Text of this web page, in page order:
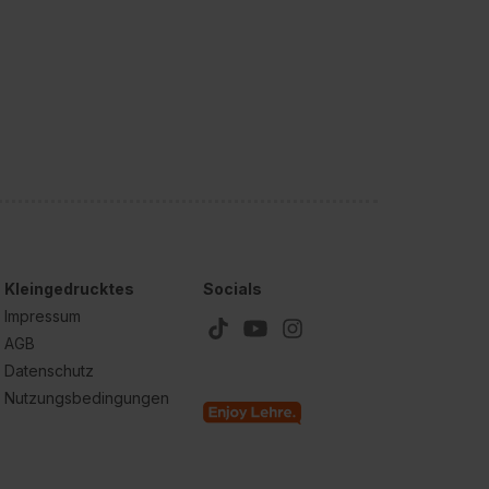
Kleingedrucktes
Impressum
AGB
Datenschutz
Nutzungsbedingungen
Socials